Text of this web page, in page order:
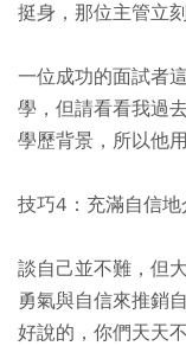
挺身，那位主管立
一位成功的面試者
學，但請看看我過
學歷背景，所以他
技巧4：充滿自信地
談自己並不難，但
勇氣與自信來推銷
好說的，你們天天